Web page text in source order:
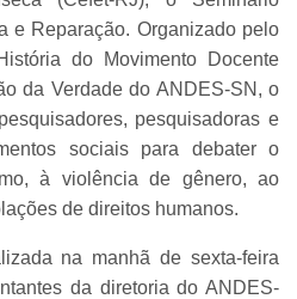
e Reparação. Organizado pelo
do Movimento Docente
da Verdade do ANDES-SN, o
pesquisadoras e
sociais para debater o
à violência de gênero, ao
de direitos humanos.
na manhã de sexta-feira
da diretoria do ANDES-